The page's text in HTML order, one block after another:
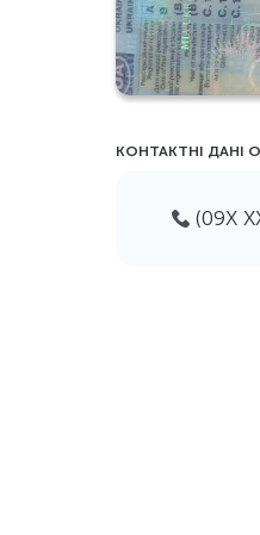
КОНТАКТНІ ДАНІ
(09Х